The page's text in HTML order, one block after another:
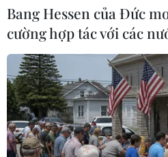
Army Games: cơ hội
con người, quân đội
Bang Hessen của Đức
cường hợp tác với các